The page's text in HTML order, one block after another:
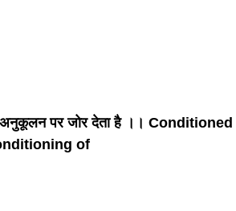
अनुकूलन पर जोर देता है ।।
of